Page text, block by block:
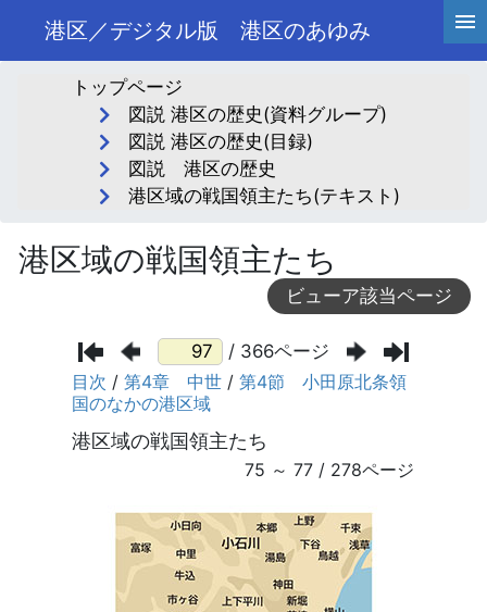
港区／デジタル版 港区のあゆみ
トップページ
図説 港区の歴史(資料グループ)
図説 港区の歴史(目録)
図説 港区の歴史
港区域の戦国領主たち(テキスト)
港区域の戦国領主たち
ビューア該当ページ
/ 366ページ